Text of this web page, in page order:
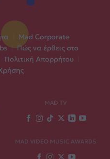
Mad Corporate
| Πώς να έρθεις στο
Πολιτική Απορρήτου
MAD TV
MAD VIDEO MUSIC AWARDS